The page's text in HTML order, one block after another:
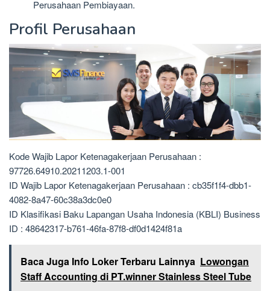
Perusahaan Pembiayaan.
Profil Perusahaan
Kode Wajib Lapor Ketenagakerjaan Perusahaan :
97726.64910.20211203.1-001
ID Wajib Lapor Ketenagakerjaan Perusahaan : cb35f1f4-dbb1-
4082-8a47-60c38a3dc0e0
ID Klasifikasi Baku Lapangan Usaha Indonesia (KBLI) Business
ID : 48642317-b761-46fa-87f8-df0d1424f81a
Baca Juga Info Loker Terbaru Lainnya Lowongan
Staff Accounting di PT.winner Stainless Steel Tube